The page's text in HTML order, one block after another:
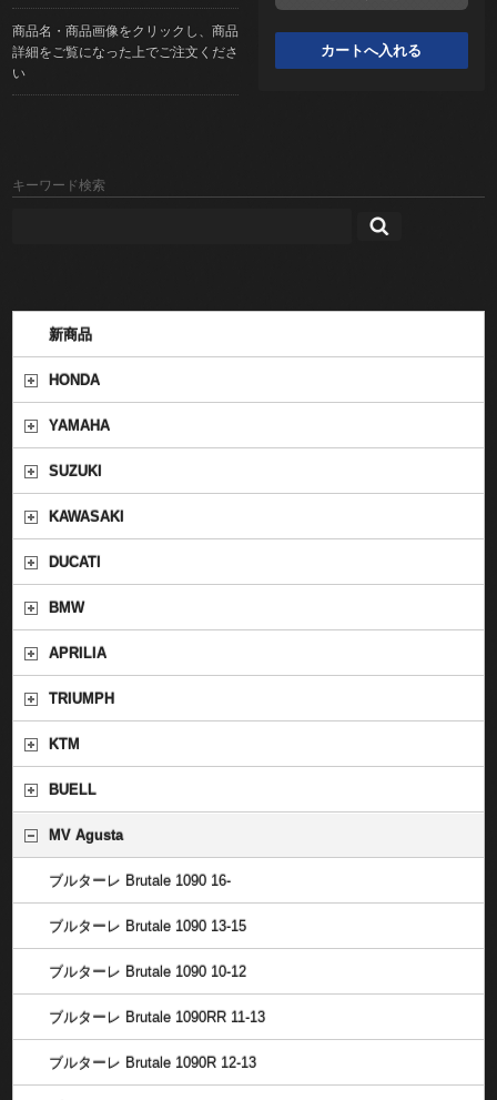
商品名・商品画像をクリックし、商品
詳細をご覧になった上でご注文くださ
い
キーワード検索
新商品
HONDA
YAMAHA
SUZUKI
KAWASAKI
DUCATI
BMW
APRILIA
TRIUMPH
KTM
BUELL
MV Agusta
ブルターレ Brutale 1090 16-
ブルターレ Brutale 1090 13-15
ブルターレ Brutale 1090 10-12
ブルターレ Brutale 1090RR 11-13
ブルターレ Brutale 1090R 12-13